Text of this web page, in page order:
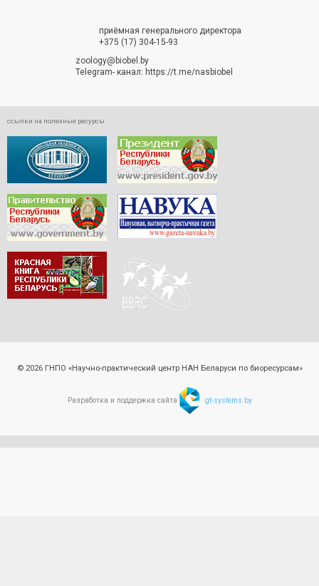
приёмная генерального директора
+375 (17) 304-15-93
zoology@biobel.by
Telegram- канал: https://t.me/nasbiobel
ссылки на полезные ресурсы
© 2026 ГНПО «Научно-практический центр НАН Беларуси по биоресурсам»
Разработка и поддержка сайта gt-systems.by